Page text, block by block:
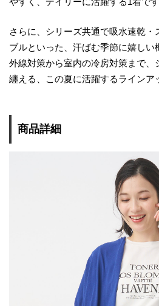
さらに、シリーズ共通で吸水速乾・
ブルといった、汗ばむ季節に嬉しい
外線対策から室内の冷房対策まで、
纏える、この夏に活躍するラインア
商品詳細